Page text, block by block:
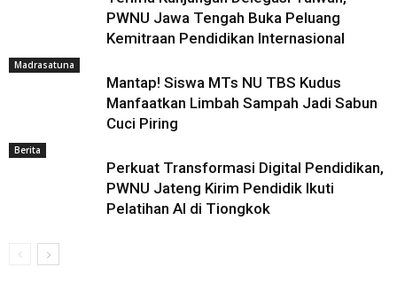
PWNU Jawa Tengah Buka Peluang
Kemitraan Pendidikan Internasional ‎
Madrasatuna
Mantap! Siswa MTs NU TBS Kudus
Manfaatkan Limbah Sampah Jadi Sabun
Cuci Piring
Berita
Perkuat Transformasi Digital Pendidikan,
PWNU Jateng Kirim Pendidik Ikuti
Pelatihan AI di Tiongkok